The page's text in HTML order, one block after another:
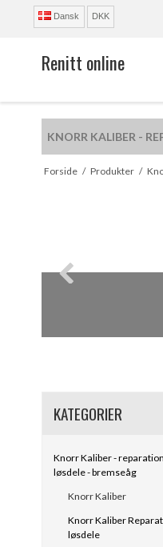
Dansk DKK
Renitt online
KNORR KALIBER -
Forside / Produkter /
KATEGORIER
Knorr Kaliber -
løsdele - bremseåg
Knorr Kaliber
Knorr Kaliber
løsdele